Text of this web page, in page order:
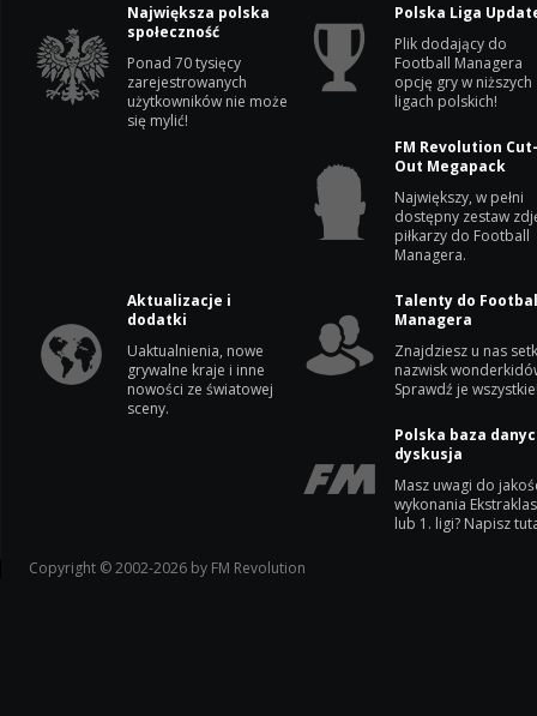
Największa polska
społeczność
Ponad 70 tysięcy
zarejestrowanych
użytkowników nie może
się mylić!
Polska Liga
Plik dodający do
Football Managera
opcję gry w niższych
ligach polskich!
FM Revolution
Out Megapack
Największy, w pełni
dostępny zestaw
piłkarzy do Football
Managera.
Aktualizacje i
dodatki
Uaktualnienia, nowe
grywalne kraje i inne
nowości ze światowej
sceny.
Talenty do
Managera
Znajdziesz u nas
nazwisk
Sprawdź je
Polska baza
dyskusja
Masz uwagi do
wykonania
lub 1. ligi? Napisz
Copyright © 2002-2026 by FM Revolution